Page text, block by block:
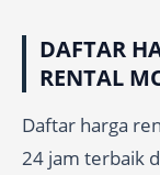
DAFTAR
RENTAL
Daftar harga
24 jam terbaik